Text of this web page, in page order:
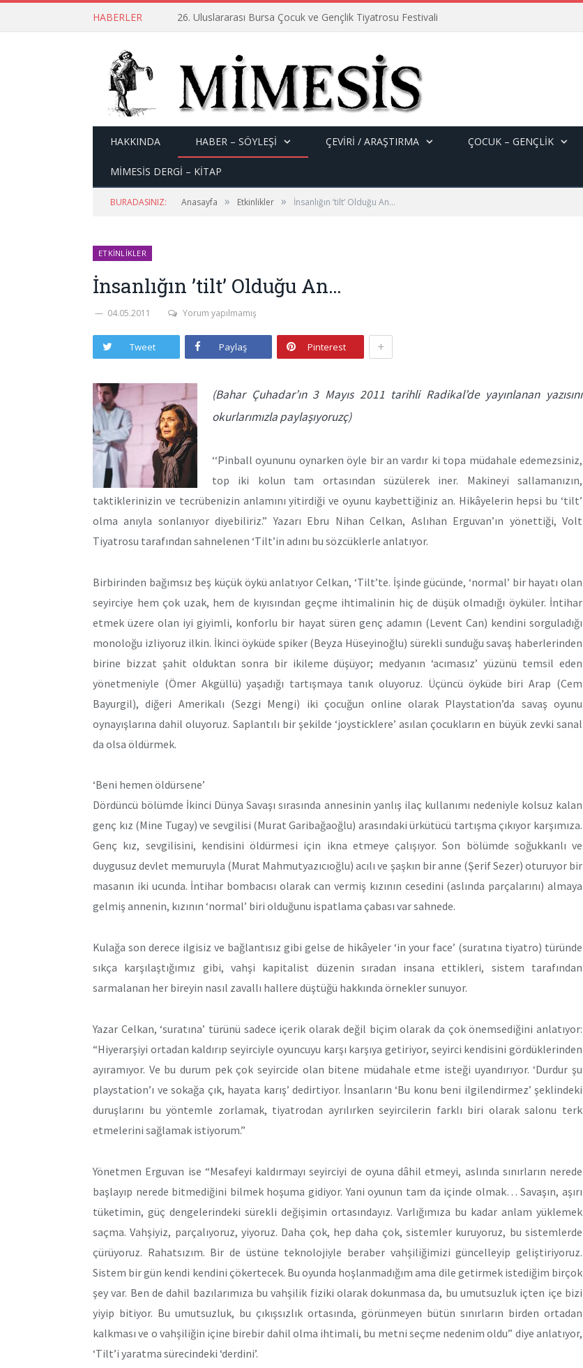
HABERLER 26. Uluslararası Bursa Çocuk ve Gençlik Tiyatrosu Festivali
HAKKINDA HABER – SÖYLEŞI ÇEVİRİ / ARAŞTIRMA ÇOCUK – GENÇLIK
MİMESİS DERGİ – KİTAP
BURADASINIZ: Anasayfa » Etkinlikler » İnsanlığın ’tilt’ Olduğu An…
ETKINLIKLER
İnsanlığın ’tilt’ Olduğu An…
04.05.2011 Yorum yapılmamış
Tweet Paylaş Pinterest +
(Bahar Çuhadar’ın 3 Mayıs 2011 tarihli Radikal’de yayınlanan yazısını
okurlarımızla paylaşıyoruzç)
‘‘Pinball oyununu oynarken öyle bir an vardır ki topa müdahale edemezsiniz,
top iki kolun tam ortasından süzülerek iner. Makineyi sallamanızın,
taktiklerinizin ve tecrübenizin anlamını yitirdiği ve oyunu kaybettiğiniz an. Hikâyelerin hepsi bu ‘tilt’
olma anıyla sonlanıyor diyebiliriz.” Yazarı Ebru Nihan Celkan, Aslıhan Erguvan’ın yönettiği, Volt
Tiyatrosu tarafından sahnelenen ‘Tilt’in adını bu sözcüklerle anlatıyor.
Birbirinden bağımsız beş küçük öykü anlatıyor Celkan, ‘Tilt’te. İşinde gücünde, ‘normal’ bir hayatı olan
seyirciye hem çok uzak, hem de kıyısından geçme ihtimalinin hiç de düşük olmadığı öyküler. İntihar
etmek üzere olan iyi giyimli, konforlu bir hayat süren genç adamın (Levent Can) kendini sorguladığı
monoloğu izliyoruz ilkin. İkinci öyküde spiker (Beyza Hüseyinoğlu) sürekli sunduğu savaş haberlerinden
birine bizzat şahit olduktan sonra bir ikileme düşüyor; medyanın ‘acımasız’ yüzünü temsil eden
yönetmeniyle (Ömer Akgüllü) yaşadığı tartışmaya tanık oluyoruz. Üçüncü öyküde biri Arap (Cem
Bayurgil), diğeri Amerikalı (Sezgi Mengi) iki çocuğun online olarak Playstation’da savaş oyunu
oynayışlarına dahil oluyoruz. Saplantılı bir şekilde ‘joysticklere’ asılan çocukların en büyük zevki sanal
da olsa öldürmek.
‘Beni hemen öldürsene’
Dördüncü bölümde İkinci Dünya Savaşı sırasında annesinin yanlış ilaç kullanımı nedeniyle kolsuz kalan
genç kız (Mine Tugay) ve sevgilisi (Murat Garibağaoğlu) arasındaki ürkütücü tartışma çıkıyor karşımıza.
Genç kız, sevgilisini, kendisini öldürmesi için ikna etmeye çalışıyor. Son bölümde soğukkanlı ve
duygusuz devlet memuruyla (Murat Mahmutyazıcıoğlu) acılı ve şaşkın bir anne (Şerif Sezer) oturuyor bir
masanın iki ucunda. İntihar bombacısı olarak can vermiş kızının cesedini (aslında parçalarını) almaya
gelmiş annenin, kızının ‘normal’ biri olduğunu ispatlama çabası var sahnede.
Kulağa son derece ilgisiz ve bağlantısız gibi gelse de hikâyeler ‘in your face’ (suratına tiyatro) türünde
sıkça karşılaştığımız gibi, vahşi kapitalist düzenin sıradan insana ettikleri, sistem tarafından
sarmalanan her bireyin nasıl zavallı hallere düştüğü hakkında örnekler sunuyor.
Yazar Celkan, ‘suratına’ türünü sadece içerik olarak değil biçim olarak da çok önemsediğini anlatıyor:
“Hiyerarşiyi ortadan kaldırıp seyirciyle oyuncuyu karşı karşıya getiriyor, seyirci kendisini gördüklerinden
ayıramıyor. Ve bu durum pek çok seyircide olan bitene müdahale etme isteği uyandırıyor. ‘Durdur şu
playstation’ı ve sokağa çık, hayata karış’ dedirtiyor. İnsanların ‘Bu konu beni ilgilendirmez’ şeklindeki
duruşlarını bu yöntemle zorlamak, tiyatrodan ayrılırken seyircilerin farklı biri olarak salonu terk
etmelerini sağlamak istiyorum.”
Yönetmen Erguvan ise “Mesafeyi kaldırmayı seyirciyi de oyuna dâhil etmeyi, aslında sınırların nerede
başlayıp nerede bitmediğini bilmek hoşuma gidiyor. Yani oyunun tam da içinde olmak… Savaşın, aşırı
tüketimin, güç dengelerindeki sürekli değişimin ortasındayız. Varlığımıza bu kadar anlam yüklemek
saçma. Vahşiyiz, parçalıyoruz, yiyoruz. Daha çok, hep daha çok, sistemler kuruyoruz, bu sistemlerde
çürüyoruz. Rahatsızım. Bir de üstüne teknolojiyle beraber vahşiliğimizi güncelleyip geliştiriyoruz.
Sistem bir gün kendi kendini çökertecek. Bu oyunda hoşlanmadığım ama dile getirmek istediğim birçok
şey var. Ben de dahil bazılarımıza bu vahşilik fiziki olarak dokunmasa da, bu umutsuzluk içten içe bizi
yiyip bitiyor. Bu umutsuzluk, bu çıkışsızlık ortasında, görünmeyen bütün sınırların birden ortadan
kalkması ve o vahşiliğin içine birebir dahil olma ihtimali, bu metni seçme nedenim oldu” diye anlatıyor,
‘Tilt’i yaratma sürecindeki ‘derdini’.